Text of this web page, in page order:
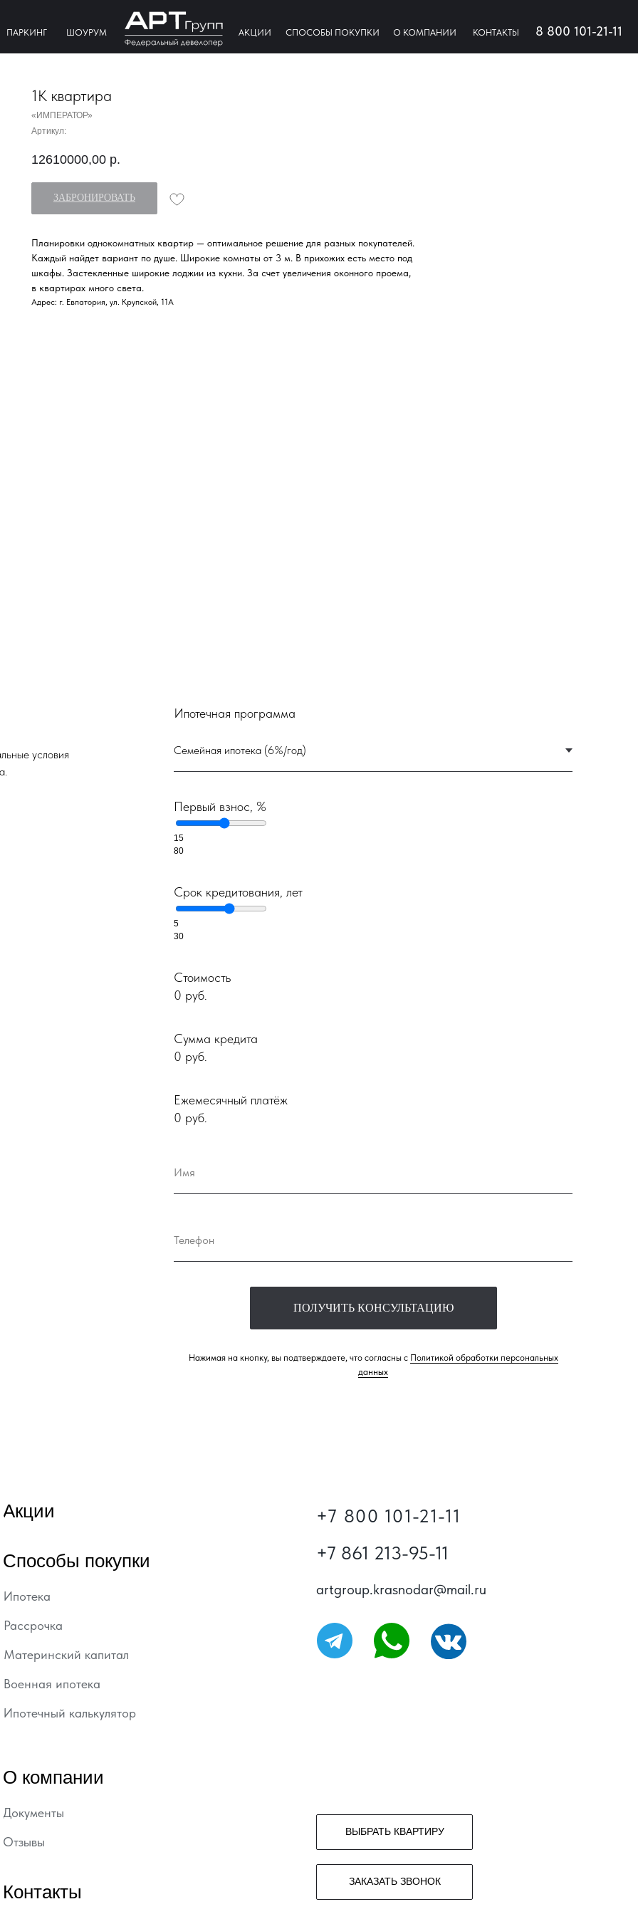
ШОУРУМ
ПАРКИНГ АКЦИИ СПОСОБЫ ПОКУПКИ О КОМПАНИИ КОНТАКТЫ 8 800 101-21-11
1К квартира
«ИМПЕРАТОР»
Артикул:
12610000,00 р.
ЗАБРОНИРОВАТЬ
Планировки однокомнатных квартир — оптимальное решение для разных покупателей.
Каждый найдет вариант по душе. Широкие комнаты от 3 м. В прихожих есть место под
шкафы. Застекленные широкие лоджии из кухни. За счет увеличения оконного проема,
в квартирах много света.
Адрес: г. Евпатория, ул. Крупской, 11А
Ипотечная программа
условия
Первый взнос, %
15
80
Срок кредитования, лет
5
30
Стоимость
0 руб.
Сумма кредита
0 руб.
Ежемесячный платёж
0 руб.
Имя
Телефон
ПОЛУЧИТЬ КОНСУЛЬТАЦИЮ
Нажимая на кнопку, вы подтверждаете, что согласны с Политикой обработки персональных
данных
ВЫБРАТЬ КВАРТИРУ
ЗАКАЗАТЬ ЗВОНОК
+7 861 213-95-11
+7 800 101-21-11
Способы покупки
Документы
Отзывы
О компании
Ипотека
Материнский капитал
Военная ипотека
Ипотечный калькулятор
Рассрочка
artgroup.krasnodar@mail.ru
Контакты
Акции